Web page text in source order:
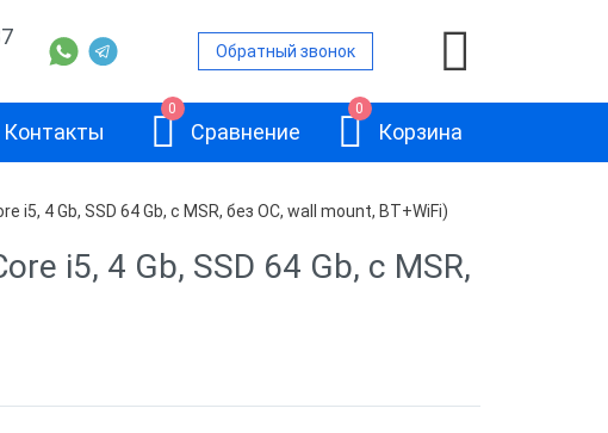
Обратный звонок
Контакты
0
Сравнение
0
Корзина
экранами
i5, 4 Gb, SSD 64 Gb, с MSR, без ОС, wall mount, BT+WiFi)
i5, 4 Gb, SSD 64 Gb, с MSR,